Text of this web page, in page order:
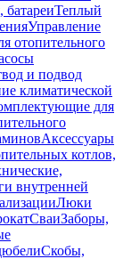
батареиТеплый
Управление
отопительного
и подвод
климатической
для
Аксессуары
котлов,
внутренней
Люки
СваиЗаборы,
Скобы,